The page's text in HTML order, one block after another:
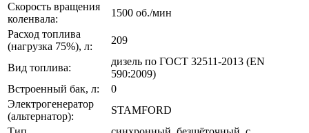
Скорость вращения
коленвала:
1500 об./мин
Расход топлива
(нагрузка 75%), л:
209
Вид топлива:
дизель по ГОСТ 32511-2013 (EN
590:2009)
Встроенный бак, л:
0
Электрогенератор
(альтернатор):
STAMFORD